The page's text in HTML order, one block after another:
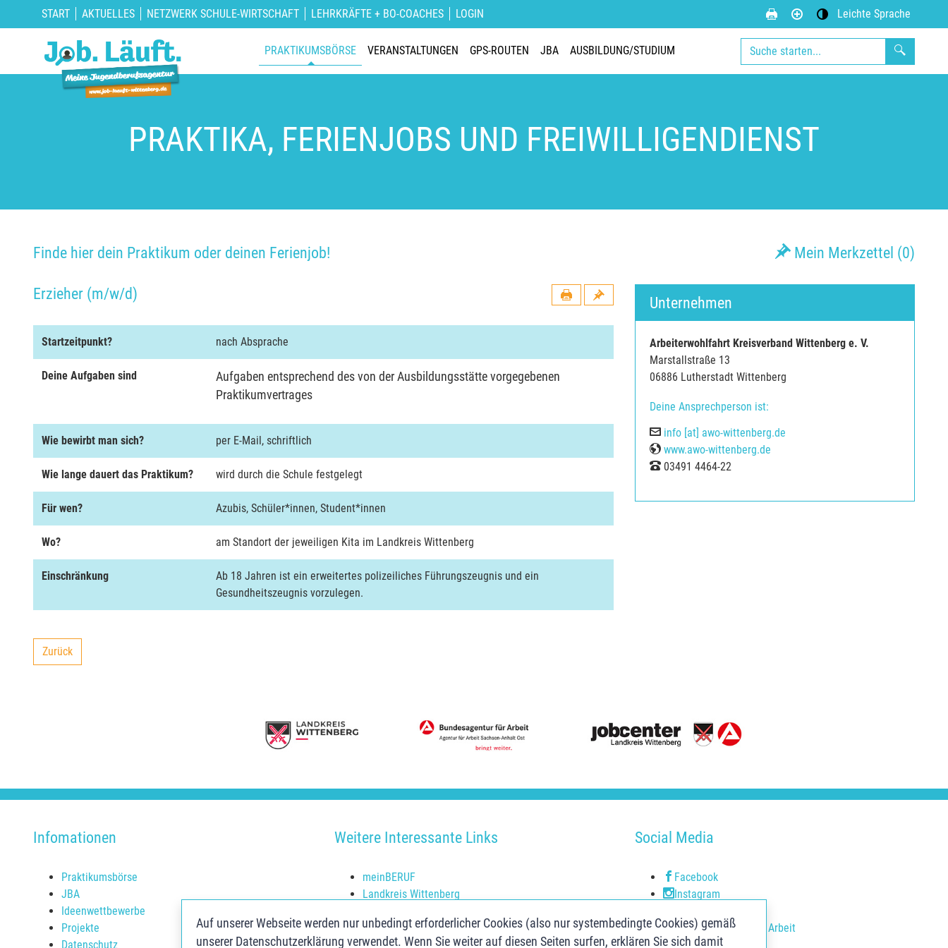
Auf unserer Webseite werden nur unbedingt erforderlicher Cookies (also nur systembedingte Cookies) gemäß
unserer Datenschutzerklärung verwendet. Wenn Sie weiter auf diesen Seiten surfen, erklären Sie sich damit
START AKTUELLES NETZWERK SCHULE-WIRTSCHAFT LEHRKRÄFTE + BO-COACHES LOGIN
Kontrastmodus aktivieren
Leichte Sprache
PRAKTIKUMSBÖRSE VERANSTALTUNGEN GPS-ROUTEN JBA AUSBILDUNG/STUDIUM
PRAKTIKA, FERIENJOBS UND FREIWILLIGENDIENST
Finde hier dein Praktikum oder deinen Ferienjob! Mein Merkzettel (0)
Erzieher (m/w/d)
Startzeitpunkt? nach Absprache
Deine Aufgaben sind
Aufgaben entsprechend des von der Ausbildungsstätte vorgegebenen
Praktikumvertrages
Wie bewirbt man sich? per E-Mail, schriftlich
Wie lange dauert das Praktikum? wird durch die Schule festgelegt
Für wen? Azubis, Schüler*innen, Student*innen
Wo? am Standort der jeweiligen Kita im Landkreis Wittenberg
Einschränkung
Ab 18 Jahren ist ein erweitertes polizeiliches Führungszeugnis und ein
Gesundheitszeugnis vorzulegen.
Unternehmen
Arbeiterwohlfahrt Kreisverband Wittenberg e. V.
Marstallstraße 13
06886 Lutherstadt Wittenberg
Deine Ansprechperson ist:
E-Mail
info [at] awo-wittenberg.de
Web
www.awo-wittenberg.de
Tel
03491 4464-22
backward
Zurück
Infomationen
Praktikumsbörse
JBA
Ideenwettbewerbe
Projekte
Datenschutz
Weitere Interessante Links
meinBERUF
Landkreis Wittenberg
Jugendberufsagentur Anhalt-Bitterfeld
Jugend.Berufs.Zentrum Dessau-Roßlau
Social Media
Facebook
Instagram
Youtube Agentur für Arbeit